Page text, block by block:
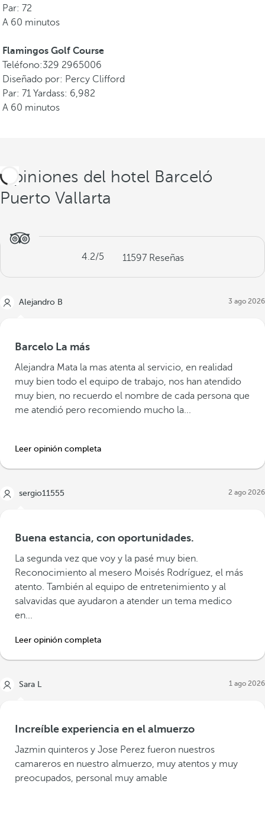
Par: 72
A 60 minutos
Flamingos Golf Course
Teléfono:329 2965006
Diseñado por: Percy Clifford
Par: 71 Yardass: 6,982
A 60 minutos
Opiniones del hotel Barceló
Puerto Vallarta
4.2/5 11597 Reseñas
Alejandro B 3 ago 2026
Barcelo La más
Alejandra Mata la mas atenta al servicio, en realidad
muy bien todo el equipo de trabajo, nos han atendido
muy bien, no recuerdo el nombre de cada persona que
me atendió pero recomiendo mucho la...
Leer opinión completa
sergio11555 2 ago 2026
Buena estancia, con oportunidades.
La segunda vez que voy y la pasé muy bien.
Reconocimiento al mesero Moisés Rodríguez, el más
atento. También al equipo de entretenimiento y al
salvavidas que ayudaron a atender un tema medico
en...
Leer opinión completa
Sara L 1 ago 2026
Increíble experiencia en el almuerzo
Jazmin quinteros y Jose Perez fueron nuestros
camareros en nuestro almuerzo, muy atentos y muy
preocupados, personal muy amable